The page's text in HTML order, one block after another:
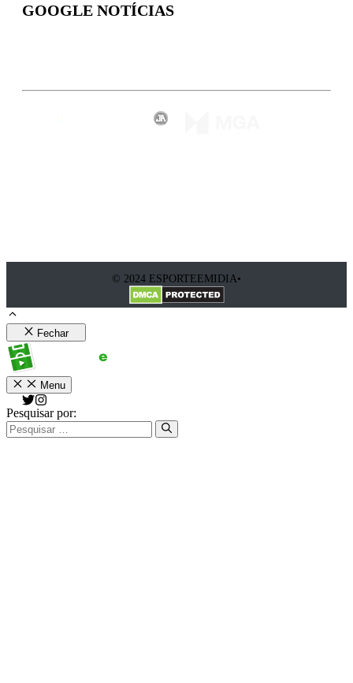
GOOGLE NOTÍCIAS
© 2024 ESPORTEEMIDIA•
Fechar
Menu
Pesquisar por: